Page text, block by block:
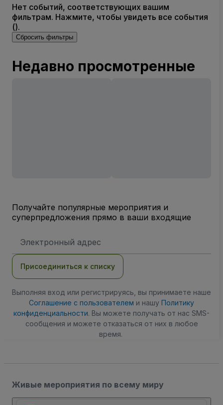
Нет событий, соответствующих вашим
фильтрам. Нажмите, чтобы увидеть все события
().
Сбросить фильтры
Недавно просмотренные
Получайте популярные мероприятия и
суперпредложения прямо в ваши входящие
электронной
Присоединиться к списку
Выполняя вход или регистрируясь, вы принимаете наше
Соглашение с пользователем и нашу Политику
конфиденциальности. Вы можете получать от нас SMS-
сообщения и можете отказаться от них в любое
время.
Живые мероприятия по всему миру